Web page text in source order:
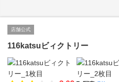
店舗公式
116katsuビィクトリー